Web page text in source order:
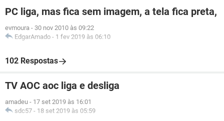
PC liga, mas fica sem imagem, a tela fica preta,
evmoura - 30 nov 2010 às 09:22
EdgarAmado - 1 fev 2019 às 06:10
102 Respostas
TV AOC aoc liga e desliga
amadeu - 17 set 2019 às 16:01
sdc57 - 18 set 2019 às 05:59